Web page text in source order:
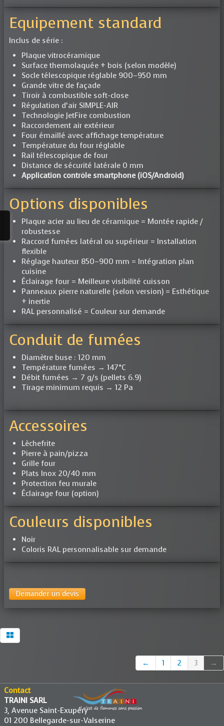
Equipement standard
Inclus de série :
Plaque vitrocéramique
Surface thermolaquée + bois (selon modèle)
Socle télescopique réglable 900–950 mm
Grande vitre de façade
Tiroir à combustible soft-close
Régulation d’air SIMPLE-AIR
Technologie JetFire combustion
Raccordement air extérieur
Four émaillé avec affichage température
Température du four réglable
Rail télescopique de four
Distance de sécurité latérale 0 mm
Application contrôle smartphone (iOS/Android)
Options disponibles
Plaque acier au lieu de céramique = Montée rapide /
robustesse
Raccord fumées latéral ou supérieur = Installation
flexible
Réglage hauteur 850–900 mm = Intégration plan
cuisine
Éclairage four = Meilleure visibilité cuisson
Panneaux pierre naturelle (selon version) = Esthétique
+ inertie
RAL personnalisé = Couleur sur demande
Conduit de fumées
Diamètre buse : 120 mm
Température fumées → 147°C
Débit fumées → 7 g/s (pellets 6.9)
Tirage minimum requis → 12 Pa
Accessoires
Lèchefrite
Pierre à pain/pizza
Grille four
Plats Inox 20/40 mm
Protection feu murale
Éclairage four (option)
Couleurs disponibles
Noir
Coloris RAL personnalisable sur demande
Demander un devis
← 1 2 3 →
Contact
TRAINI SARL
3, Avenue Saint-Exupéry
01 200 Bellegarde-sur-Valserine